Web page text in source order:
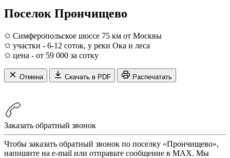
Поселок Прончищево
✩ Симферопольское шоссе 75 км от Москвы
✩ участки - 6-12 соток, у реки Ока и леса
✩ цена - от 59 000 за сотку
Отмена Скачать в PDF Распечатать
Заказать обратный звонок
Чтобы заказать обратный звонок по поселку «Прончищево»,
напишите на e-mail или отправьте сообщение в MAX. Мы